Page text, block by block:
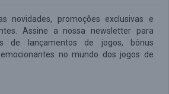
novidades, promoções exclusivas e
Assine a nossa newsletter para
de lançamentos de jogos, bónus
no mundo dos jogos de